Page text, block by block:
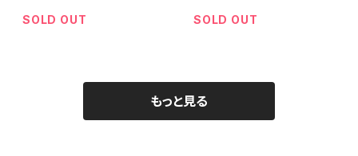
SOLD OUT
SOLD OUT
もっと見る